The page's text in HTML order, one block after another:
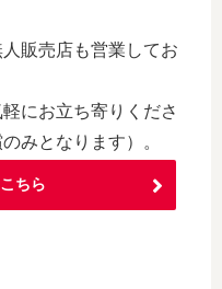
販売店も営業してお
にお立ち寄りくださ
みとなります）。
ちら